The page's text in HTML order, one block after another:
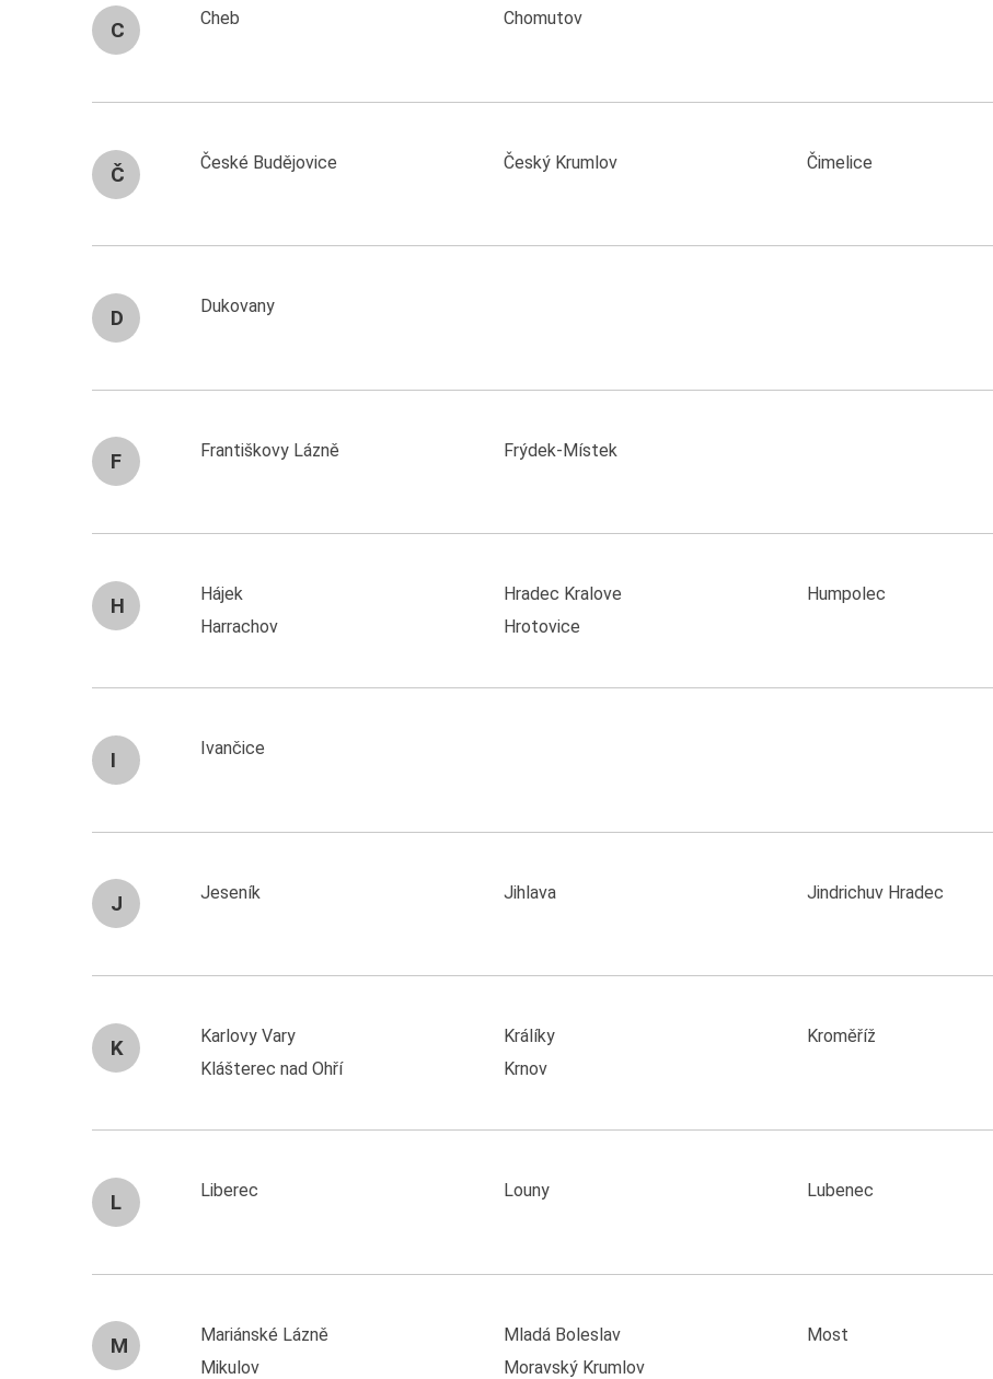
C
Cheb Chomutov
Č
České Budějovice Český Krumlov Čimelice
D
Dukovany
F
Františkovy Lázně Frýdek-Místek
H
Hájek
Harrachov
Hradec Kralove
Hrotovice
Humpolec
I
Ivančice
J
Jeseník Jihlava Jindrichuv Hradec
K
Karlovy Vary
Klášterec nad Ohří
Králíky
Krnov
Kroměříž
L
Liberec Louny Lubenec
M
Mariánské Lázně
Mikulov
Mladá Boleslav
Moravský Krumlov
Most